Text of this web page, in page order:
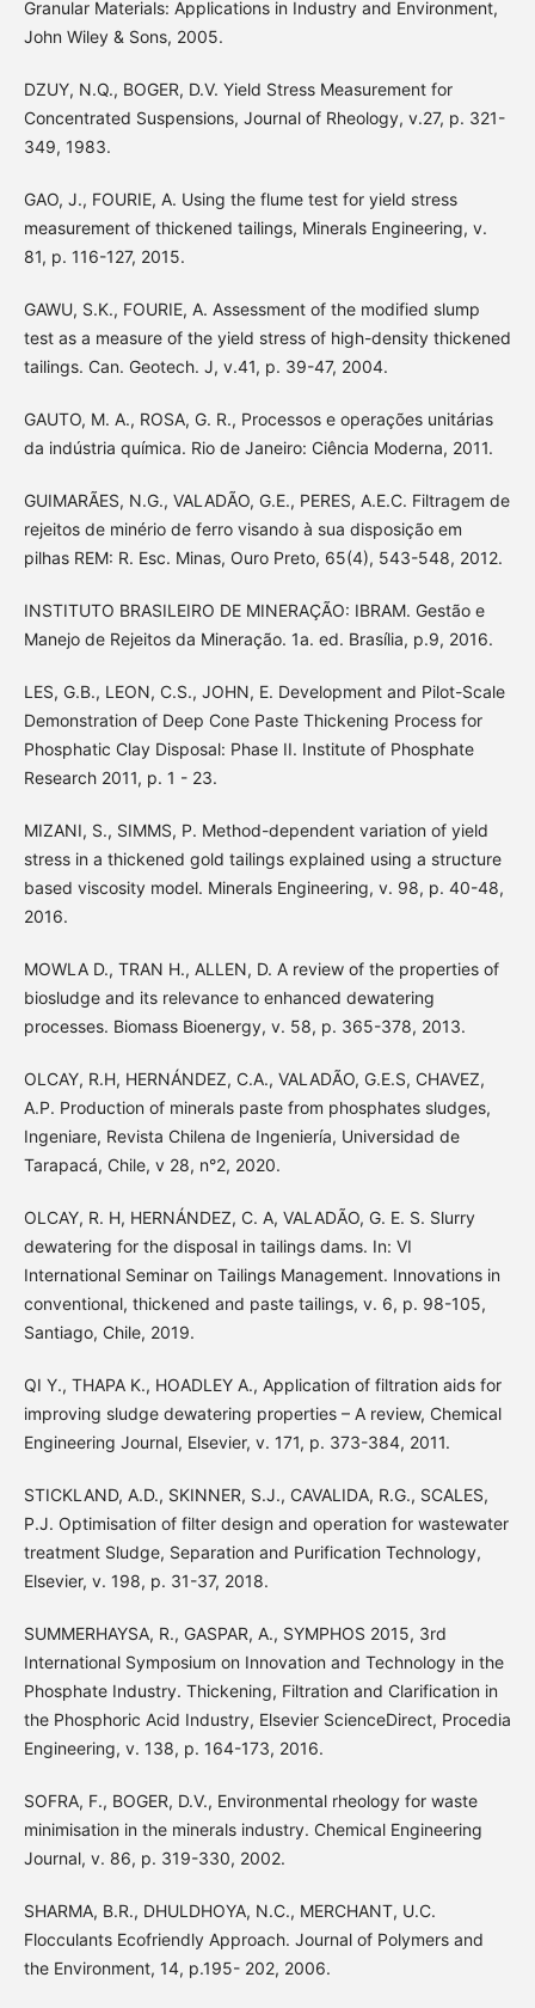
Granular Materials: Applications in Industry and Environment,
John Wiley & Sons, 2005.
DZUY, N.Q., BOGER, D.V. Yield Stress Measurement for
Concentrated Suspensions, Journal of Rheology, v.27, p. 321-
349, 1983.
GAO, J., FOURIE, A. Using the flume test for yield stress
measurement of thickened tailings, Minerals Engineering, v.
81, p. 116-127, 2015.
GAWU, S.K., FOURIE, A. Assessment of the modified slump
test as a measure of the yield stress of high-density thickened
tailings. Can. Geotech. J, v.41, p. 39-47, 2004.
GAUTO, M. A., ROSA, G. R., Processos e operações unitárias
da indústria química. Rio de Janeiro: Ciência Moderna, 2011.
GUIMARÃES, N.G., VALADÃO, G.E., PERES, A.E.C. Filtragem de
rejeitos de minério de ferro visando à sua disposição em
pilhas REM: R. Esc. Minas, Ouro Preto, 65(4), 543-548, 2012.
INSTITUTO BRASILEIRO DE MINERAÇÃO: IBRAM. Gestão e
Manejo de Rejeitos da Mineração. 1a. ed. Brasília, p.9, 2016.
LES, G.B., LEON, C.S., JOHN, E. Development and Pilot-Scale
Demonstration of Deep Cone Paste Thickening Process for
Phosphatic Clay Disposal: Phase II. Institute of Phosphate
Research 2011, p. 1 - 23.
MIZANI, S., SIMMS, P. Method-dependent variation of yield
stress in a thickened gold tailings explained using a structure
based viscosity model. Minerals Engineering, v. 98, p. 40-48,
2016.
MOWLA D., TRAN H., ALLEN, D. A review of the properties of
biosludge and its relevance to enhanced dewatering
processes. Biomass Bioenergy, v. 58, p. 365-378, 2013.
OLCAY, R.H, HERNÁNDEZ, C.A., VALADÃO, G.E.S, CHAVEZ,
A.P. Production of minerals paste from phosphates sludges,
Ingeniare, Revista Chilena de Ingeniería, Universidad de
Tarapacá, Chile, v 28, n°2, 2020.
OLCAY, R. H, HERNÁNDEZ, C. A, VALADÃO, G. E. S. Slurry
dewatering for the disposal in tailings dams. In: VI
International Seminar on Tailings Management. Innovations in
conventional, thickened and paste tailings, v. 6, p. 98-105,
Santiago, Chile, 2019.
QI Y., THAPA K., HOADLEY A., Application of filtration aids for
improving sludge dewatering properties – A review, Chemical
Engineering Journal, Elsevier, v. 171, p. 373-384, 2011.
STICKLAND, A.D., SKINNER, S.J., CAVALIDA, R.G., SCALES,
P.J. Optimisation of filter design and operation for wastewater
treatment Sludge, Separation and Purification Technology,
Elsevier, v. 198, p. 31-37, 2018.
SUMMERHAYSA, R., GASPAR, A., SYMPHOS 2015, 3rd
International Symposium on Innovation and Technology in the
Phosphate Industry. Thickening, Filtration and Clarification in
the Phosphoric Acid Industry, Elsevier ScienceDirect, Procedia
Engineering, v. 138, p. 164-173, 2016.
SOFRA, F., BOGER, D.V., Environmental rheology for waste
minimisation in the minerals industry. Chemical Engineering
Journal, v. 86, p. 319-330, 2002.
SHARMA, B.R., DHULDHOYA, N.C., MERCHANT, U.C.
Flocculants Ecofriendly Approach. Journal of Polymers and
the Environment, 14, p.195- 202, 2006.